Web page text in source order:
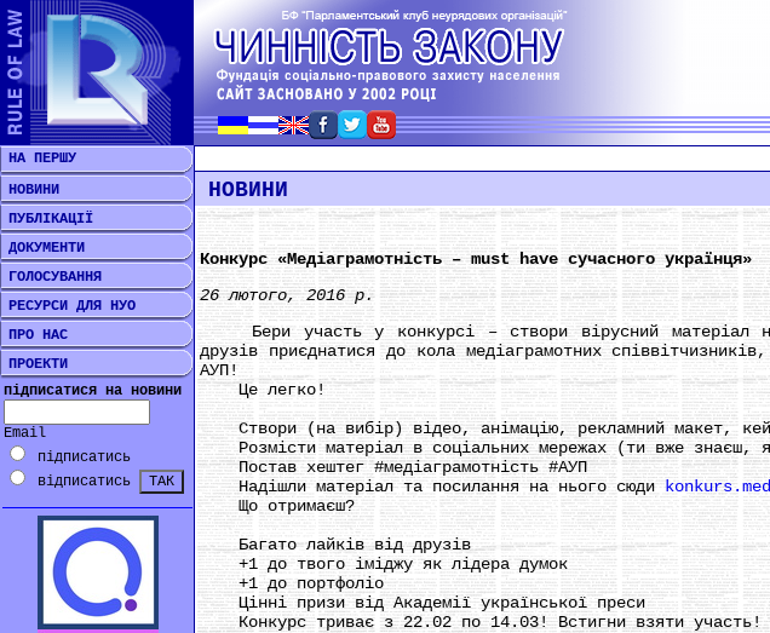
НА ПЕРШУ
НОВИНИ
ПУБЛІКАЦІЇ
ДОКУМЕНТИ
ГОЛОСУВАННЯ
РЕСУРСИ ДЛЯ НУО
ПРО НАС
ПРОЕКТИ
підписатися на новини
Email
підписатись
відписатись
НОВИНИ
Конкурс «Медіаграмотність – must have сучасного українця»
26 лютого, 2016 р.
Бери участь у конкурсі – створи вірусний матеріал на
друзів приєднатися до кола медіаграмотних
АУП!
Це легко!
Створи (на вибір) відео, анімацію, рекламний макет,
Розмісти матеріал в соціальних мережах (ти вже знаєш,
Постав хештег #медіаграмотність #АУП
Надішли матеріал та посилання на нього сюди
Що отримаєш?
Багато лайків від друзів
+1 до твого іміджу як лідера думок
+1 до портфоліо
Цінні призи від Академії української преси
Конкурс триває з 22.02 по 14.03! Встигни взяти участь!